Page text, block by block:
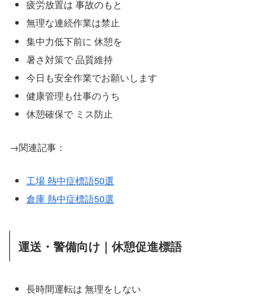
疲労放置は 事故のもと
無理な連続作業は禁止
集中力低下前に 休憩を
暑さ対策で 品質維持
今日も安全作業でお願いします
健康管理も仕事のうち
休憩確保で ミス防止
→関連記事：
工場 熱中症標語50選
倉庫 熱中症標語50選
運送・警備向け｜休憩促進標語
長時間運転は 無理をしない